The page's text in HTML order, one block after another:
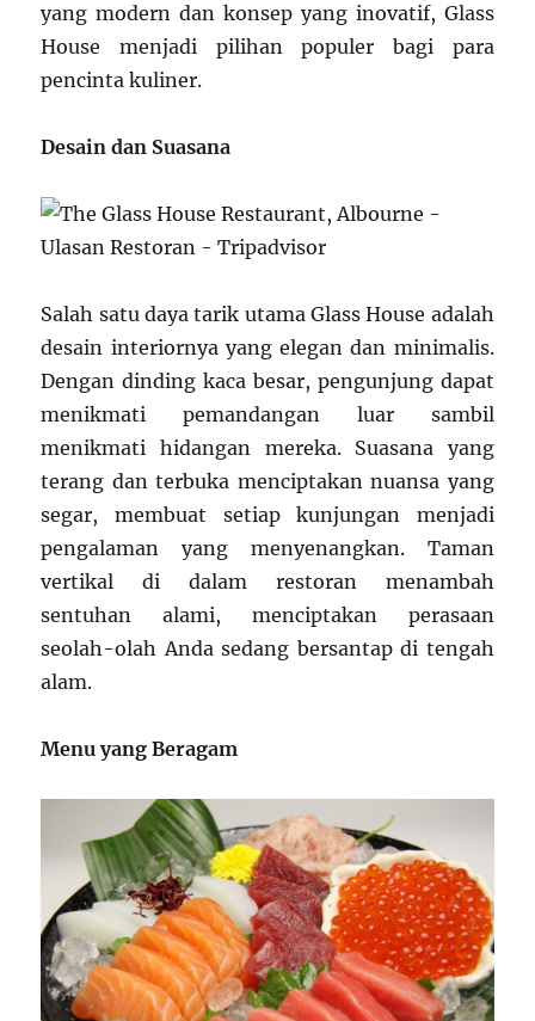
yang modern dan konsep yang inovatif, Glass
House menjadi pilihan populer bagi para
pencinta kuliner.
Desain dan Suasana
Salah satu daya tarik utama Glass House adalah
desain interiornya yang elegan dan minimalis.
Dengan dinding kaca besar, pengunjung dapat
menikmati pemandangan luar sambil
menikmati hidangan mereka. Suasana yang
terang dan terbuka menciptakan nuansa yang
segar, membuat setiap kunjungan menjadi
pengalaman yang menyenangkan. Taman
vertikal di dalam restoran menambah
sentuhan alami, menciptakan perasaan
seolah-olah Anda sedang bersantap di tengah
alam.
Menu yang Beragam